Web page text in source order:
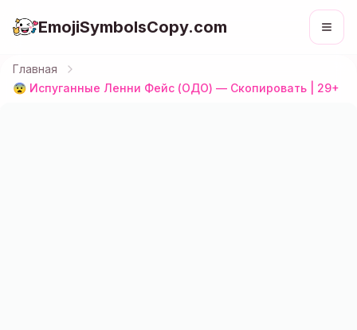
EmojiSymbolsCopy.com
Главная
😨 Испуганные Ленни Фейс (OДO) — Скопировать | 29+